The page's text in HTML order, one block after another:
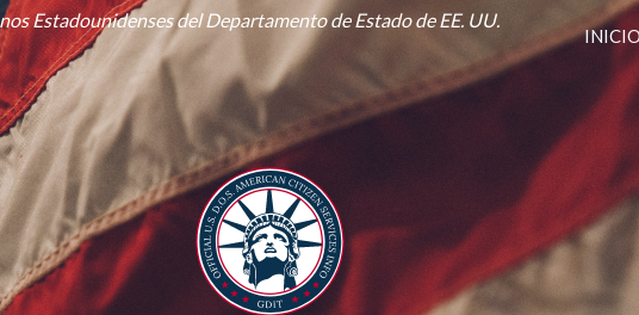
Estadounidenses del Departamento de Estado de EE. UU.
INICIO